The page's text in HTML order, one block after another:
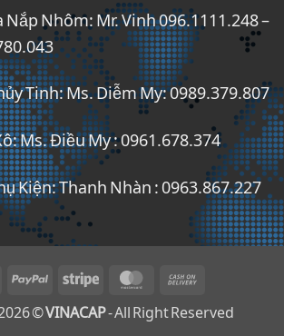
Nắp Nhôm: Mr. Vinh 096.1111.248 –
Tinh: Ms. Diễm My: 0989.379.807
Ms. Điều My : 0961.678.374
Kiện: Thanh Nhàn : 0963.867.227
PayPal Stripe MasterCard
Delivery
©VINACAP- All Right Reserved